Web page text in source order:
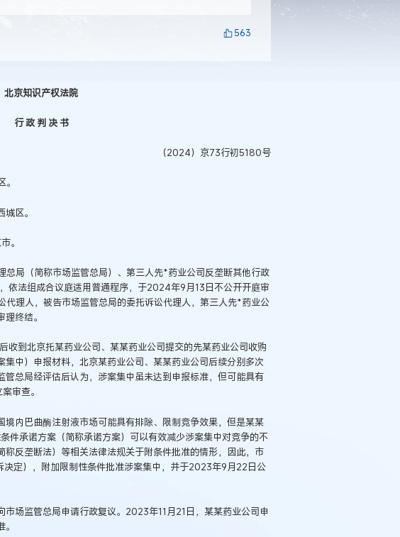
563
北京知识产权法院
行 政 判 决 书
（2024）京73行初5180号
区。
。
局（简称市场监管总局）、第三人先*药业公司反垄断其他行政
依法组成合议庭适用普通程序，于2024年9月13日不公开开庭审
理人，被告市场监管总局的委托诉讼代理人，第三人先*药业公
终结。
到北京托某药业公司、某某药业公司提交的先某药业公司收购
中）申报材料，北京某药业公司、某某药业公司后续分别多次
总局经评估后认为，涉案集中虽未达到申报标准，但可能具有
审查。
内巴曲酶注射液市场可能具有排除、限制竞争效果，但是某某
件承诺方案（简称承诺方案）可以有效减少涉案集中对竞争的不
反垄断法）等相关法律法规关于附条件批准的情形，因此，市
定），附加限制性条件批准涉案集中，并于2023年9月22日公
场监管总局申请行政复议。2023年11月21日，某某药业公司申